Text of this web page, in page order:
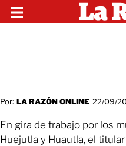
Por: LA RAZÓN ONLINE 22/09/
En gira de trabajo por los
Huejutla y Huautla, el